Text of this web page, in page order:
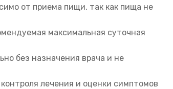
от приема пищи, так как пища не
максимальная суточная
без назначения врача и не
лечения и оценки симптомов